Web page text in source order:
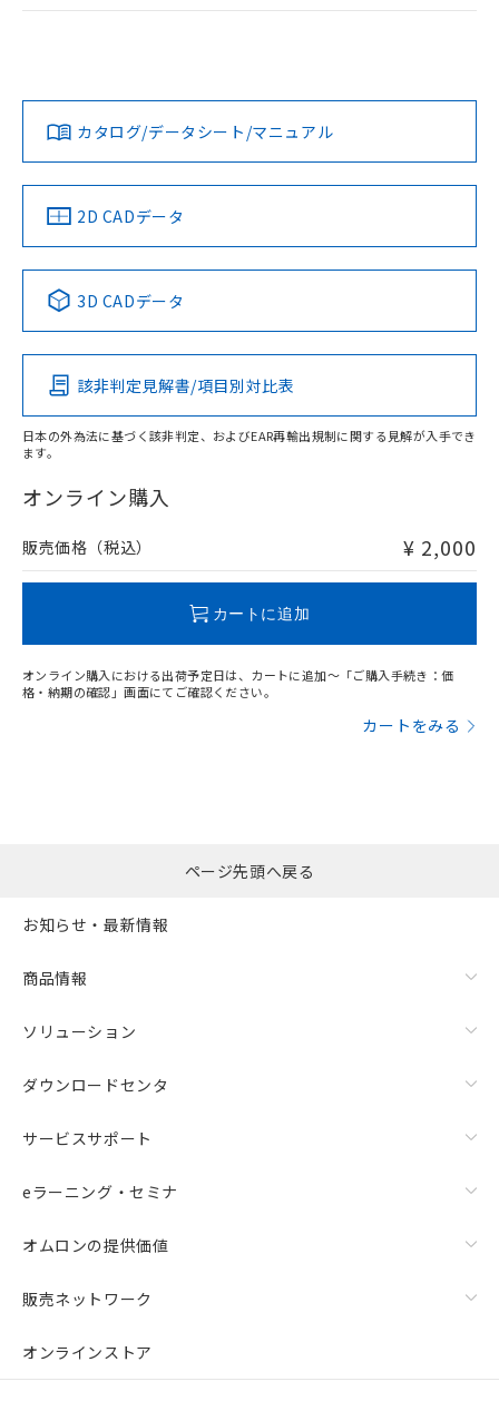
ログイン/会員登録
ダウンロードデータをご利用いただく前に、以下を必ずお読
みください。
ソフトウェアの使用条件
EU RoHS 注意事項・凡例
対応済み
中国 RoHS 注意事項・凡例
Pb Hg Cd Cr(VI)
O
在庫等で未対応品が混在する可能性があります。
問い合わせください。
LR型式承認
（イギリス
船舶規格）
DNV型式承認
（ノルウェー
BV型式承認
（フランス
KR型式
（韓国
No No No No
この製品の規格認証/適合状況ページへ
その他の認証はこちらのページからご検索ください
カタログ/データシート/マニュアル
2D CADデータ
3D CADデータ
該非判定見解書/項目別対比表
日本の外為法に基づく該非判定、およびEAR再輸出規制に関する見解が入手でき
ます。
オンライン購入
販売価格（税込） ¥ 2,000
カートに追加
オンライン購入における出荷予定日は、カートに追加～「ご購入手続き：価
格・納期の確認」画面にてご確認ください。
カートをみる
ページ先頭へ戻る
お知らせ・最新情報
商品情報
ソリューション
ダウンロードセンタ
サービスサポート
eラーニング・セミナ
オムロンの提供価値
販売ネットワーク
オンラインストア